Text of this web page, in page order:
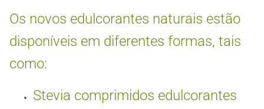
Os novos edulcorantes naturais estão
disponíveis em diferentes formas, tais
como:
Stevia comprimidos edulcorantes